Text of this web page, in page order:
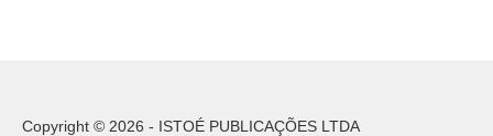
Copyright © 2026 - ISTOÉ PUBLICAÇÕES LTDA